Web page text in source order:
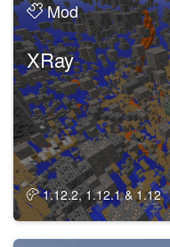
Mod
XRay
1.12.2, 1.12.1 & 1.12